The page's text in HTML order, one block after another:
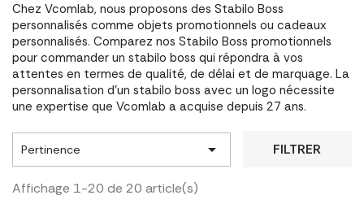
Chez Vcomlab, nous proposons des Stabilo Boss
personnalisés comme objets promotionnels ou cadeaux
personnalisés. Comparez nos Stabilo Boss promotionnels
pour commander un stabilo boss qui répondra à vos
attentes en termes de qualité, de délai et de marquage. La
personnalisation d'un stabilo boss avec un logo nécessite
une expertise que Vcomlab a acquise depuis 27 ans.
Pertinence  FILTRER
Affichage 1-20 de 20 article(s)